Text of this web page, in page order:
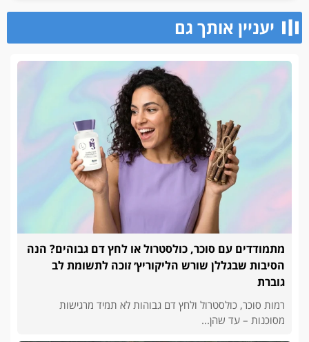
יעניין אותך גם
מתמודדים עם סוכר, כולסטרול או לחץ דם גבוהים? הנה
הסיבות שבגללן שורש הליקוריץ׳ זוכה לתשומת לב
גוברת
רמות סוכר, כולסטרול ולחץ דם גבוהות לא תמיד מרגישות
מסוכנות – עד שהן...